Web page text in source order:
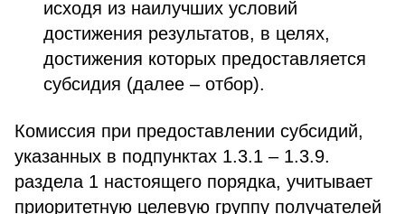
исходя из наилучших условий
достижения результатов, в целях,
достижения которых предоставляется
субсидия (далее – отбор).
Комиссия при предоставлении субсидий,
указанных в подпунктах 1.3.1 – 1.3.9.
раздела 1 настоящего порядка, учитывает
приоритетную целевую группу получателей